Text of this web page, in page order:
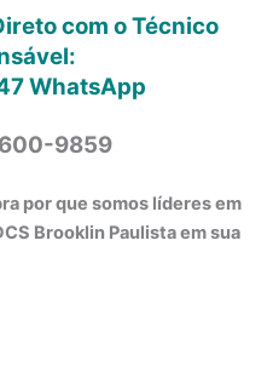
com o Técnico
WhatsApp
9859
por que somos líderes em
Brooklin Paulista em sua